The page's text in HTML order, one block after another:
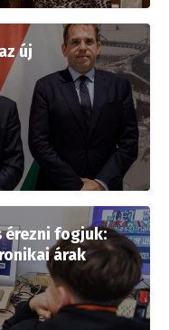
új
érezni fogjuk:
árak